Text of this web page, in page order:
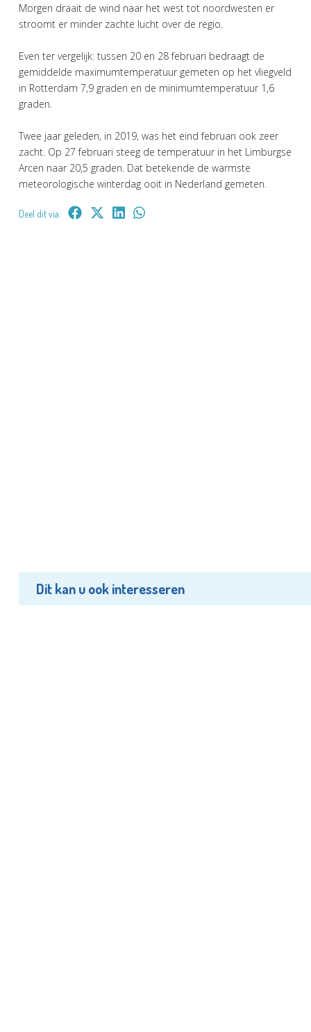
Morgen draait de wind naar het west tot noordwesten er
stroomt er minder zachte lucht over de regio.
Even ter vergelijk: tussen 20 en 28 februari bedraagt de
gemiddelde maximumtemperatuur gemeten op het vliegveld
in Rotterdam 7,9 graden en de minimumtemperatuur 1,6
graden.
Twee jaar geleden, in 2019, was het eind februari ook zeer
zacht. Op 27 februari steeg de temperatuur in het Limburgse
Arcen naar 20,5 graden. Dat betekende de warmste
meteorologische winterdag ooit in Nederland gemeten.
Deel dit via:
Dit kan u ook interesseren